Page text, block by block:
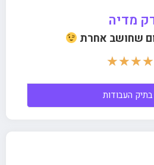
מדיה
שחושב אחרת
☆
☆
☆
☆
העבודות